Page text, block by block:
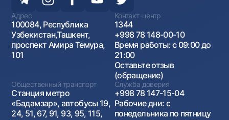
Адрес
100084, Республика
Узбекистан,Ташкент,
проспект Амира Темура,
101
Контакт-центр
1344
+998 78 148-00-10
Время работы: с 09:00 до
21:00
Оставьте отзыв
(обращение)
Общественный транспорт
Станция метро
«Бадамзар», автобусы 19,
24, 51, 67, 91, 93, 95, 115,
Служба доверия
+998 78 147-15-04
Рабочие дни: с
понедельника по пятницу